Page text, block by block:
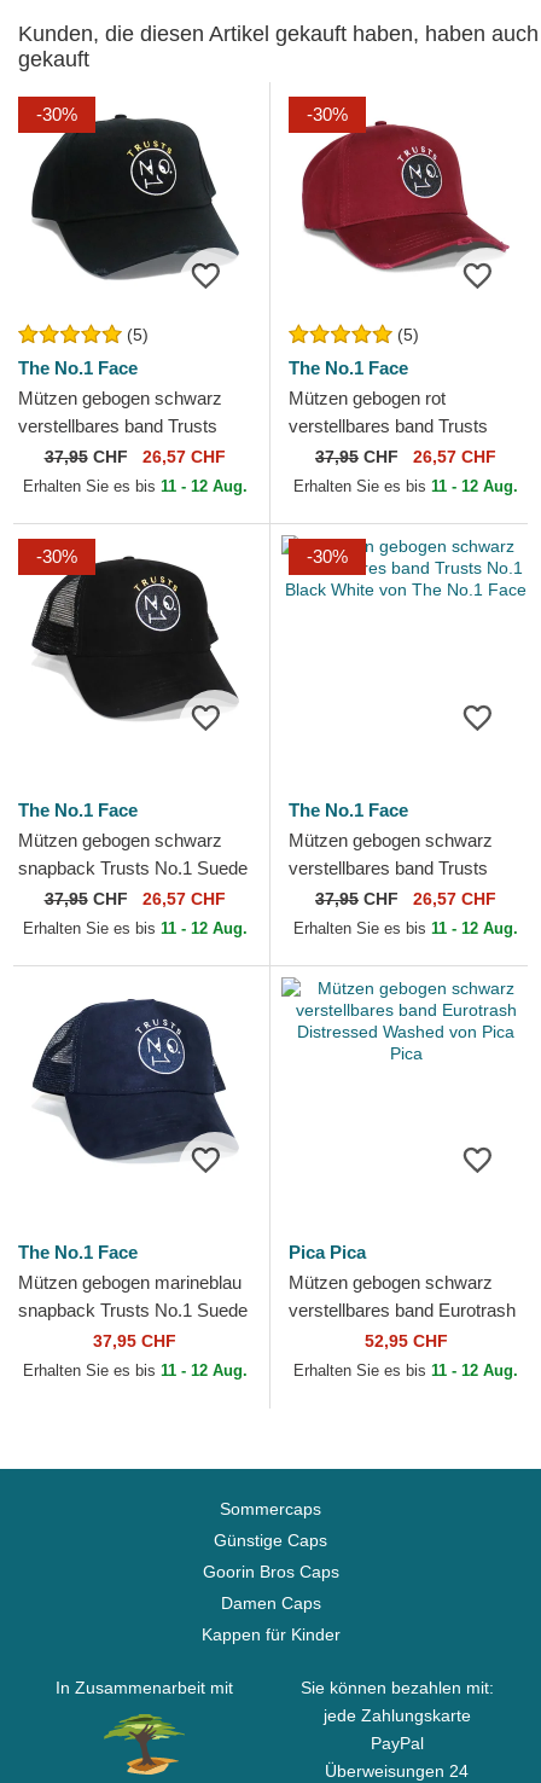
Kunden, die diesen Artikel gekauft haben, haben auch
gekauft
-30%
(5)
The No.1 Face
Mützen gebogen schwarz
verstellbares band Trusts
No.1 Distressed Black Gold
von The No.1 Face
37,95CHF 26,57 CHF
Erhalten Sie es bis 11 - 12 Aug.
-30%
(5)
The No.1 Face
Mützen gebogen rot
verstellbares band Trusts
No.1 Distressed Black White
von The No.1 Face
37,95 CHF 26,57 CHF
Erhalten Sie es bis 11 - 12 Aug.
-30%
The No.1 Face
Mützen gebogen schwarz
snapback Trusts No.1 Suede
Black Gold von The No.1
Face
37,95CHF 26,57 CHF
Erhalten Sie es bis 11 - 12 Aug.
-30%
The No.1 Face
Mützen gebogen schwarz
verstellbares band Trusts
No.1 Black White von The
No.1 Face
37,95 CHF 26,57 CHF
Erhalten Sie es bis 11 - 12 Aug.
The No.1 Face
Mützen gebogen marineblau
snapback Trusts No.1 Suede
Navy White von The No.1
Face
37,95 CHF
Erhalten Sie es bis 11 - 12 Aug.
Pica Pica
Mützen gebogen schwarz
verstellbares band Eurotrash
Distressed Washed von Pica
Pica
52,95 CHF
Erhalten Sie es bis 11 - 12 Aug.
Sommercaps
Günstige Caps
Goorin Bros Caps
Damen Caps
Kappen für Kinder
In Zusammenarbeit mit
Sie können bezahlen mit:
jede Zahlungskarte
PayPal
Überweisungen 24